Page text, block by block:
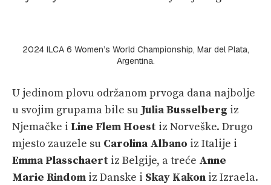
2024 ILCA 6 Women’s World Championship, Mar del Plata,
Argentina.
U jedinom plovu održanom prvoga dana najbolje
u svojim grupama bile su Julia Busselberg iz
Njemačke i Line Flem Hoest iz Norveške. Drugo
mjesto zauzele su Carolina Albano iz Italije i
Emma Plasschaert iz Belgije, a treće Anne
Marie Rindom iz Danske i Skay Kakon iz Izraela.